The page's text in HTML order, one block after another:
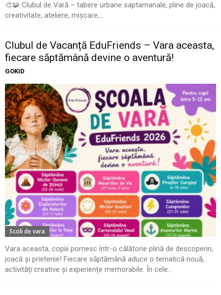
🎨🧩 Clubul de Vară – tabere urbane saptamanale, pline de joacă,
creativitate, ateliere, mișcare,...
Clubul de Vacanță EduFriends – Vara aceasta,
fiecare săptămână devine o aventură!
GOKID
Scoli de vara
Vara aceasta, copiii pornesc într-o călătorie plină de descoperiri,
joacă și prietenie! Fiecare săptămână aduce o tematică nouă,
activități creative și experiențe memorabile. În cele...